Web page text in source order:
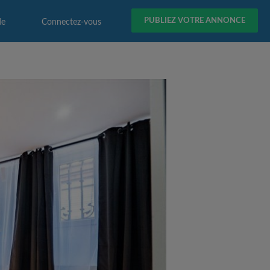
PUBLIEZ VOTRE ANNONCE
Connectez-vous